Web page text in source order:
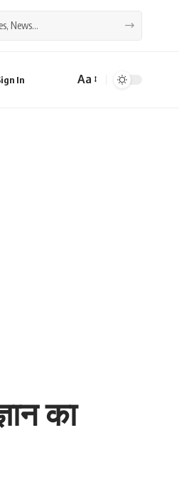
In
Font
Aa
का